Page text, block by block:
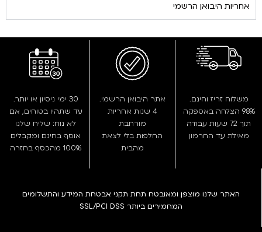
אחריות היבואן הרשמי
משלוח זריז וחינם.
98% הצלחה באספקה
תוך 72 שעות עבודה
מאילת עד החרמון
אתר היבואן הרשמי.
4 שנות אחריות
מורחבת
החלפות בלי לצאת
מהבית
30 ימי ניסיון או יותר.
עד שתהיו בטוחים, אם
לא נוח: שליח שלנו
אוסף בחינם ומקבלים
100% מהכסף בחזרה
האתר שלנו מוצפן ומאובטח תחת תקני אבטחת המידע והתשלומים
המחמירים ביותר SSL/PCI DSS